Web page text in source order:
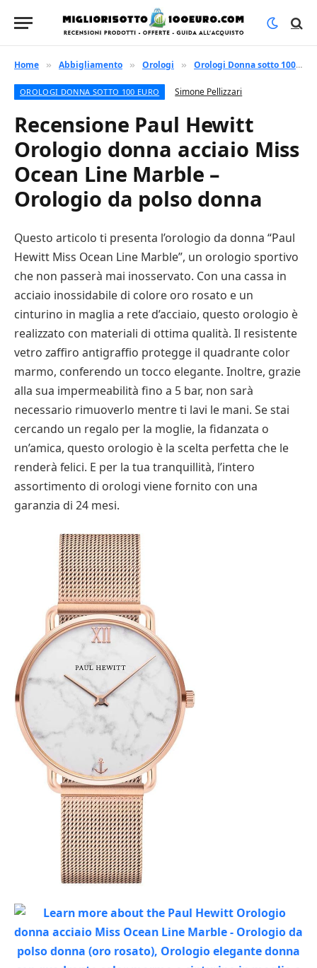
Home » Abbigliamento » Orologi » Orologi Donna sotto 100 euro
OROLOGI DONNA SOTTO 100 EURO Simone Pellizzari
Recensione Paul Hewitt
Orologio donna acciaio Miss
Ocean Line Marble –
Orologio da polso donna
Questo articolo ti presenta l’orologio da donna “Paul
Hewitt Miss Ocean Line Marble”, un orologio sportivo
che non passerà mai inosservato. Con una cassa in
acciaio inossidabile di colore oro rosato e un
cinturino in maglia a rete d’acciaio, questo orologio è
realizzato con materiali di ottima qualità. Il resistente
vetro zaffiro antigraffio protegge il quadrante color
marmo, conferendo un tocco elegante. Inoltre, grazie
alla sua impermeabilità fino a 5 bar, non sarà
necessario rimuoverlo mentre ti lavi le mani. Se stai
cercando un regalo per la moglie, la fidanzata o
un’amica, questo orologio è la scelta perfetta che le
renderà felici. E per la tua tranquillità, l’intero
assortimento di orologi viene fornito con una
garanzia di 24 mesi.